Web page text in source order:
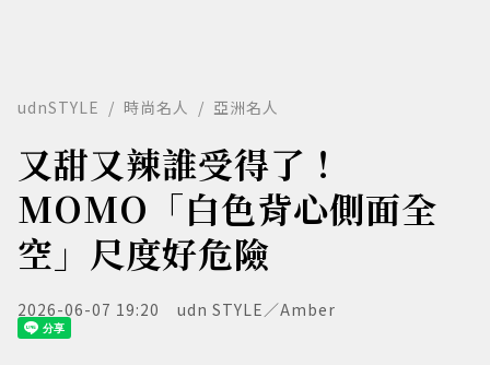
udnSTYLE 時尚名人 亞洲名人
又甜又辣誰受得了！
MOMO「白色背心側面全
空」尺度好危險
2026-06-07 19:20 udn STYLE／Amber